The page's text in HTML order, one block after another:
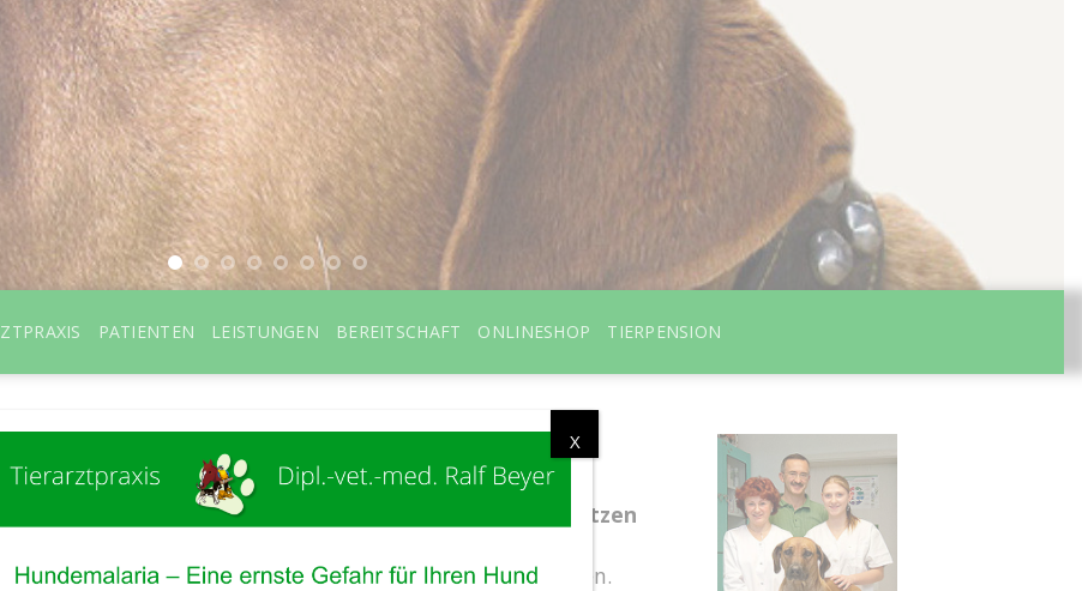
PATIENTEN LEISTUNGEN BEREITSCHAFT ONLINESHOP TIERPENSION
HERZLICH WILLKOMMEN
und Kleintierpraxis Dipl.-vet.-med. Ralf Beyer in Bautzen
seit 1986 und bin seit 1993 in Bautzen niedergelassen.
X